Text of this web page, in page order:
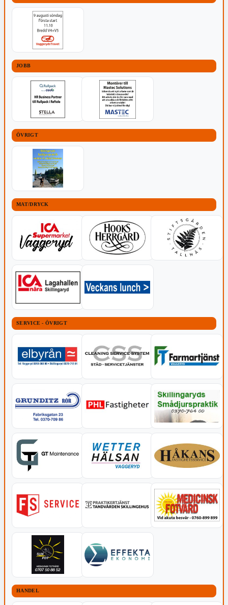
JOBB
ÖVRIGT
MAT/DRYCK
SERVICE - ÖVRIGT
HANDEL